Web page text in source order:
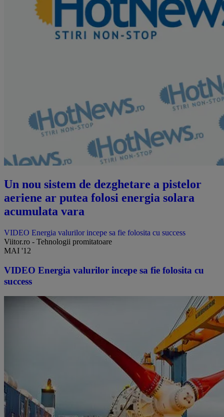
Un nou sistem de dezghetare a pistelor
aeriene ar putea folosi energia solara
acumulata vara
VIDEO Energia valurilor incepe sa fie folosita cu success
Viitor.ro - Tehnologii promitatoare
MAI '12
VIDEO Energia valurilor incepe sa fie folosita cu
success